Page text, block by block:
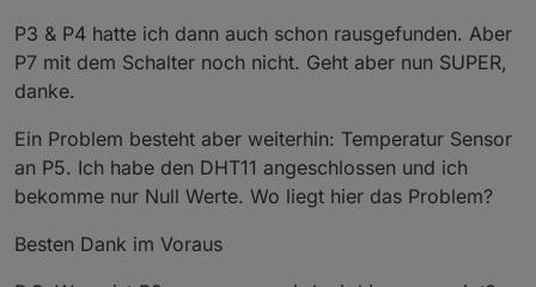
P3 & P4 hatte ich dann auch schon rausgefunden. Aber
P7 mit dem Schalter noch nicht. Geht aber nun SUPER,
danke.
Ein Problem besteht aber weiterhin: Temperatur Sensor
an P5. Ich habe den DHT11 angeschlossen und ich
bekomme nur Null Werte. Wo liegt hier das Problem?
Besten Dank im Voraus